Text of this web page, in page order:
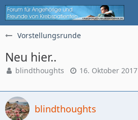
Vorstellungsrunde
Neu hier..
blindthoughts 16. Oktober 2017
blindthoughts